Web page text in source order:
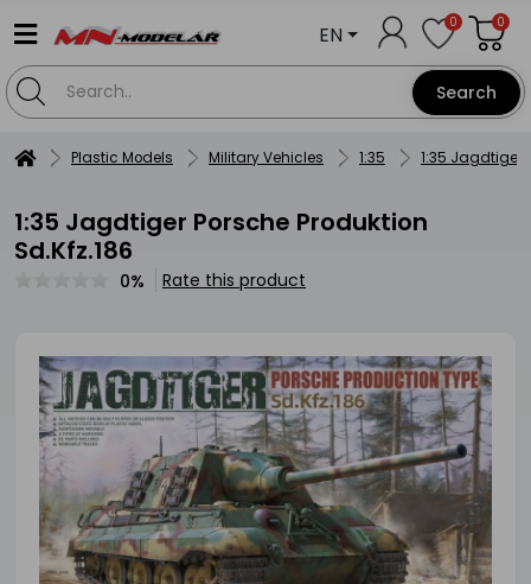
Search
EN 0 0
Plastic Models Military Vehicles 1:35 1:35 Jagdtiger
1:35 Jagdtiger Porsche Produktion
Sd.Kfz.186
0% Rate this product